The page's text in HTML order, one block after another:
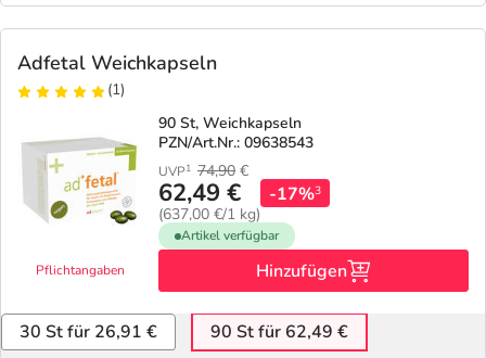
Adfetal Weichkapseln
(1)
Pflichtangaben
90 St, Weichkapseln
PZN/Art.Nr.: 09638543
UVP1 74,90 €
62,49 €
(637,00 €/1 kg)
-17%3
Artikel verfügbar
Hinzufügen
30 St für 26,91 € 90 St für 62,49 €